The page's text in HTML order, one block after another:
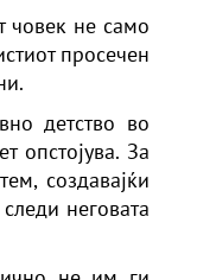
човек не само
просечен
детство во
опстојува. За
создавајќи
неговата